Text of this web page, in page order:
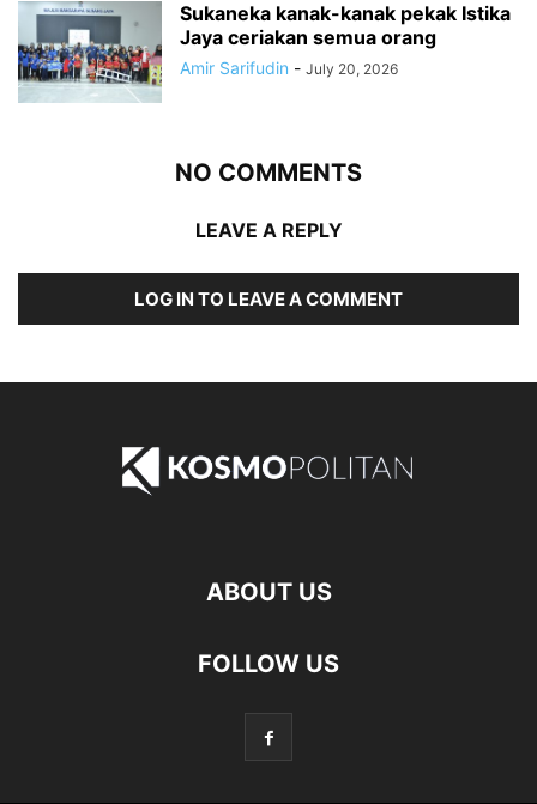
Sukaneka kanak-kanak pekak Istika
Jaya ceriakan semua orang
Amir Sarifudin - July 20, 2026
NO COMMENTS
LEAVE A REPLY
LOG IN TO LEAVE A COMMENT
ABOUT US
FOLLOW US